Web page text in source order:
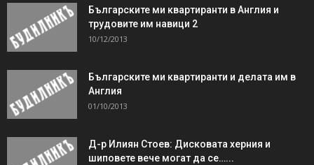
Българските ми квартиранти в Англия и
трудовите им навици 2
10/12/2013
Българските ми квартиранти и делата им в
Англия
01/10/2013
Д-р Илиян Стоев: Дисковата херния и
шиповете вече могат да се…...